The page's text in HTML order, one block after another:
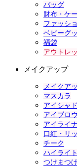
バッグ
財布・ケ
ファッシ
ベビーグ
福袋
アウトレ
メイクアップ
メイクア
マスカラ
アイシャ
アイブロ
アイライ
口紅・リ
チーク
ハイライ
つけまつ